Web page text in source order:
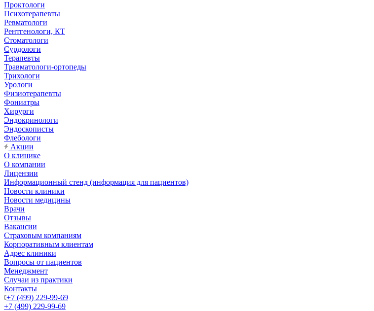
Проктологи
Психотерапевты
Ревматологи
Рентгенологи, КТ
Стоматологи
Сурдологи
Терапевты
Травматологи-ортопеды
Трихологи
Урологи
Физиотерапевты
Фониатры
Хирурги
Эндокринологи
Эндоскописты
Флебологи
Акции
О клинике
О компании
Лицензии
Информационный стенд (информация для пациентов)
Новости клиники
Новости медицины
Врачи
Отзывы
Вакансии
Страховым компаниям
Корпоративным клиентам
Адрес клиники
Вопросы от пациентов
Менеджмент
Случаи из практики
Контакты
+7 (499) 229-99-69
+7 (499) 229-99-69